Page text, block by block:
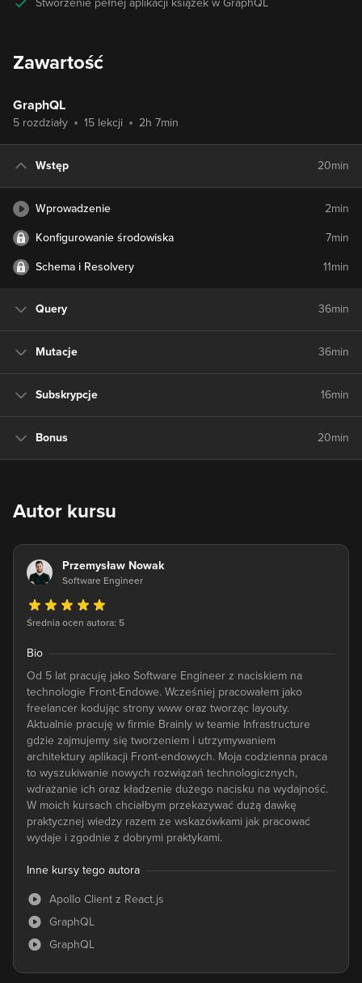
Stworzenie pełnej aplikacji książek w GraphQL
Zawartość
GraphQL
5 rozdziały 15 lekcji 2h 7min
Wstęp 20min
Wprowadzenie 2min
Konfigurowanie środowiska 7min
Schema i Resolvery 11min
Query 36min
Mutacje 36min
Subskrypcje 16min
Bonus 20min
Autor kursu
Przemysław Nowak
Software Engineer
Średnia ocen autora: 5
Bio
Od 5 lat pracuję jako Software Engineer z naciskiem na
technologie Front-Endowe. Wcześniej pracowałem jako
freelancer kodując strony www oraz tworząc layouty.
Aktualnie pracuję w firmie Brainly w teamie Infrastructure
gdzie zajmujemy się tworzeniem i utrzymywaniem
architektury aplikacji Front-endowych. Moja codzienna praca
to wyszukiwanie nowych rozwiązań technologicznych,
wdrażanie ich oraz kładzenie dużego nacisku na wydajność.
W moich kursach chciałbym przekazywać dużą dawkę
praktycznej wiedzy razem ze wskazówkami jak pracować
wydaje i zgodnie z dobrymi praktykami.
Inne kursy tego autora
Apollo Client z React.js
GraphQL
GraphQL